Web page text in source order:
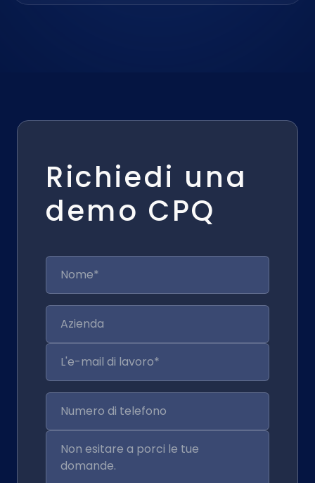
Richiedi una
demo CPQ